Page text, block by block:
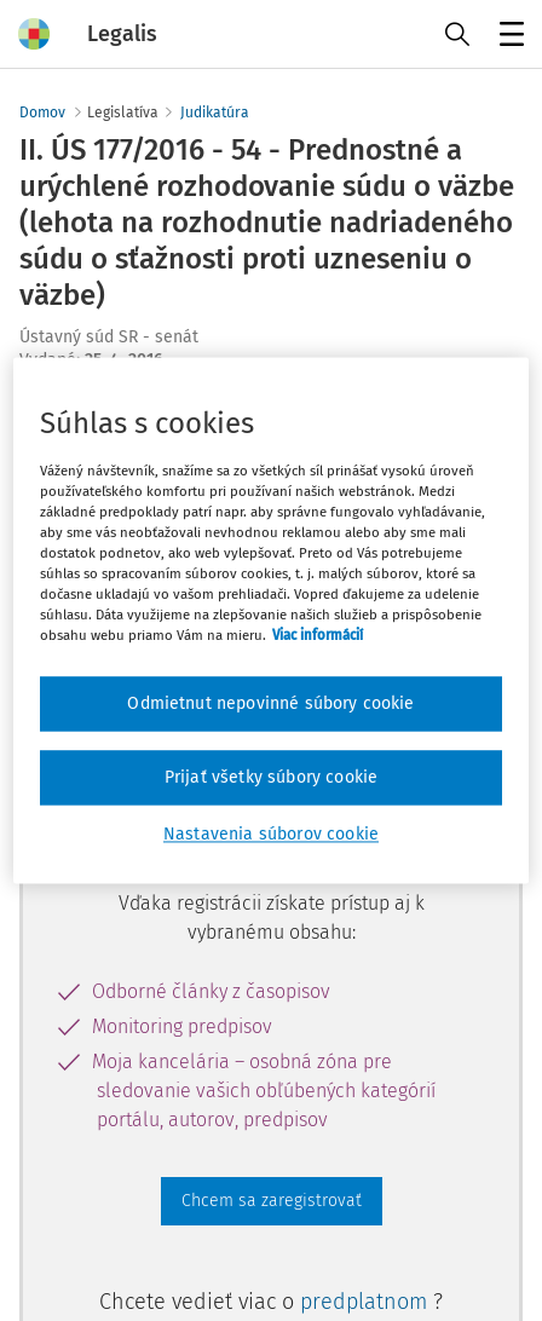
Legalis
Domov Legislatíva Judikatúra
II. ÚS 177/2016 - 54 - Prednostné a
urýchlené rozhodovanie súdu o väzbe
(lehota na rozhodnutie nadriadeného
súdu o sťažnosti proti uzneseniu o
väzbe)
Ústavný súd SR - senát
Vydané: 25. 4. 2016
Máte predplatné?
Ups, zatiaľ ste si prečítali len
začiatok...
Celý odborný obsah z tejto oblasti je
dostupný predplatiteľom portálu.
Odomknite si prístup k odbornému
obsahu a získajte prístup na 10 dní
zdarma, stačí sa len zaregistrovať.
Vďaka registrácii získate prístup aj k
vybranému obsahu:
Odborné články z časopisov
Monitoring predpisov
Moja kancelária – osobná zóna pre
sledovanie vašich obľúbených kategórií
portálu, autorov, predpisov
Chcem sa zaregistrovať
Chcete vedieť viac o predplatnom ?
Súhlas s cookies
Vážený návštevník, snažíme sa zo všetkých síl prinášať vysokú úroveň
používateľského komfortu pri používaní našich webstránok. Medzi
základné predpoklady patrí napr. aby správne fungovalo vyhľadávanie,
aby sme vás neobťažovali nevhodnou reklamou alebo aby sme mali
dostatok podnetov, ako web vylepšovať. Preto od Vás potrebujeme
súhlas so spracovaním súborov cookies, t. j. malých súborov, ktoré sa
dočasne ukladajú vo vašom prehliadači. Vopred ďakujeme za udelenie
súhlasu. Dáta využijeme na zlepšovanie našich služieb a prispôsobenie
obsahu webu priamo Vám na mieru. Viac informácií
Nastavenia súborov cookie
Odmietnut nepovinné súbory cookie
Prijať všetky súbory cookie